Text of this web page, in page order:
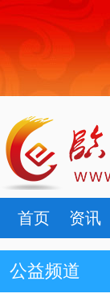
首页 资讯
公益频道